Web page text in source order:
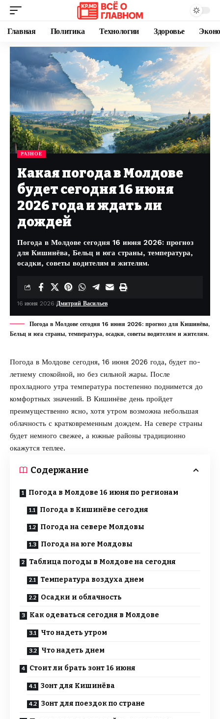
Главная Политика Технологии Здоровье
РАЗНОЕ
Какая погода в Молдове
будет сегодня 16 июня
2026 года и ждать ли
дождей
Погода в Молдове сегодня 16 июня 2026: прогноз
для Кишинёва, Бельц и юга страны, температура,
осадки, советы водителям и жителям.
16 июня 2026 Дмитрий Васильев
Погода в Молдове сегодня 16 июня 2026: прогноз для Кишинёва,
Бельц и юга страны, температура, осадки, советы водителям и жителям.
Погода в Молдове сегодня, 16 июня 2026 года, будет по-
летнему спокойной, но без сильной жары. После
прохладного утра температура постепенно поднимется до
комфортных значений. В Кишинёве день пройдет
преимущественно ясно, хотя утром возможна небольшая
облачность с кратковременным дождем. На севере страны
будет немного свежее, а южные районы традиционно
окажутся теплее.
Содержание
Погода в Молдове 16 июня по регионам
Погода в Кишинёве сегодня
Погода на севере Молдовы
Погода на юге Молдовы
Таблица погоды в Молдове на сегодня
Температура воздуха днем
Осадки и облачность
Как одеваться сегодня в Молдове
Что надеть утром
Что надеть днем
Стоит ли брать зонт 16 июня
Зонт для Кишинёва
Зонт для поездок по стране